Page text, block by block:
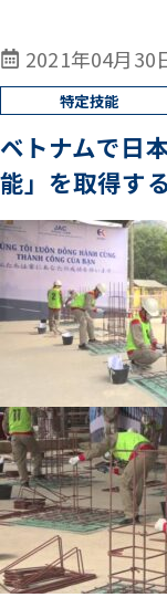
2021年04月30
ベトナムで日
能」を取得す